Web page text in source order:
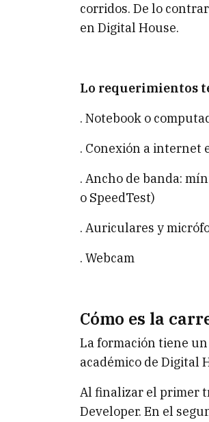
corridos. De lo
en Digital House.
Lo requerimientos
. Notebook o
. Conexión a internet
. Ancho de banda:
o SpeedTest)
. Auriculares y
. Webcam
Cómo es la
La formación tiene
académico de Digital
Al finalizar el primer
Developer. En el